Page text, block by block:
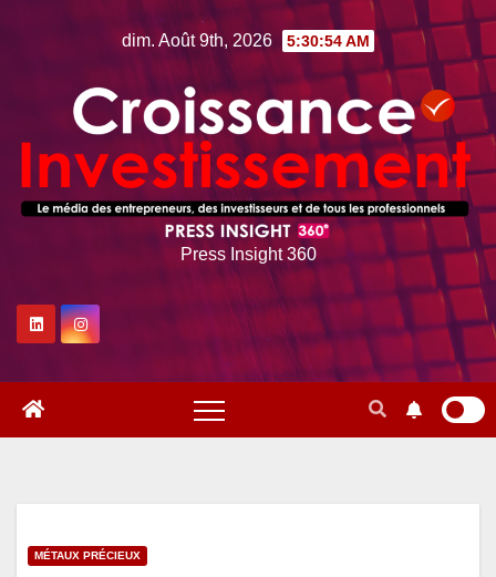
dim. Août 9th, 2026 5:30:55 AM
Press Insight 360
MÉTAUX PRÉCIEUX